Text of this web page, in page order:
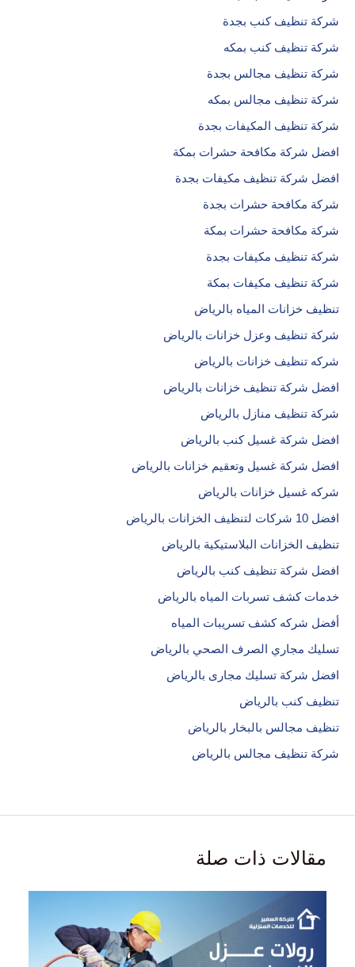
شركة تنظيف كنب بجدة
شركة تنظيف كنب بمكه
شركة تنظيف مجالس بجدة
شركة تنظيف مجالس بمكه
شركة تنظيف المكيفات بجدة
افضل شركة مكافحة حشرات بمكة
افضل شركة تنظيف مكيفات بجدة
شركة مكافحة حشرات بجدة
شركة مكافحة حشرات بمكة
شركة تنظيف مكيفات بجدة
شركة تنظيف مكيفات بمكة
تنظيف خزانات المياه بالرياض
شركة تنظيف وعزل خزانات بالرياض
شركه تنظيف خزانات بالرياض
افضل شركة تنظيف خزانات بالرياض
شركة تنظيف منازل بالرياض
افضل شركة غسيل كنب بالرياض
افضل شركة غسيل وتعقيم خزانات بالرياض
شركه غسيل خزانات بالرياض
افضل 10 شركات لتنظيف الخزانات بالرياض
تنظيف الخزانات البلاستيكية بالرياض
افضل شركة تنظيف كنب بالرياض
خدمات كشف تسربات المياه بالرياض
أفضل شركه كشف تسريبات المياه
تسليك مجاري الصرف الصحي بالرياض
افضل شركة تسليك مجارى بالرياض
تنظيف كنب بالرياض
تنظيف مجالس بالبخار بالرياض
شركة تنظيف مجالس بالرياض
مقالات ذات صلة